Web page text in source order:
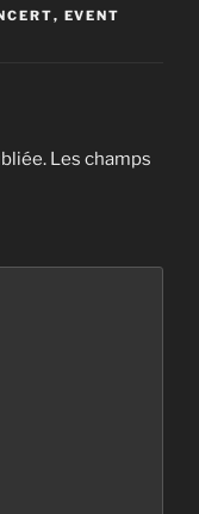
, EVENT
Les champs